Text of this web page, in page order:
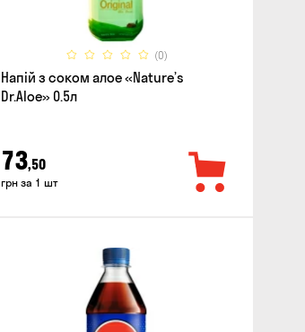
(0)
Напій з соком алое «Nature’s
Dr.Aloe» 0.5л
73,50
грн за 1 шт